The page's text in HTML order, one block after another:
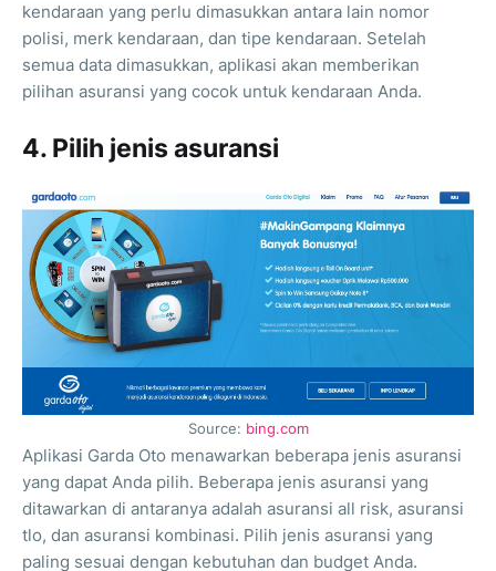
kendaraan yang perlu dimasukkan antara lain nomor
polisi, merk kendaraan, dan tipe kendaraan. Setelah
semua data dimasukkan, aplikasi akan memberikan
pilihan asuransi yang cocok untuk kendaraan Anda.
4. Pilih jenis asuransi
Source: bing.com
Aplikasi Garda Oto menawarkan beberapa jenis asuransi
yang dapat Anda pilih. Beberapa jenis asuransi yang
ditawarkan di antaranya adalah asuransi all risk, asuransi
tlo, dan asuransi kombinasi. Pilih jenis asuransi yang
paling sesuai dengan kebutuhan dan budget Anda.